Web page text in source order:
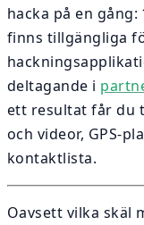
hacka på en
finns tillgängliga
deltagande i
ett resultat får du
och videor, GPS-
kontaktlista.
Oavsett vilka skäl